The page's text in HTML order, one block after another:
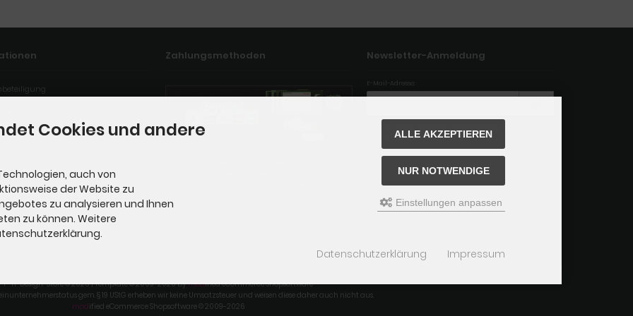
Zahlungsmethoden Newsletter-Anmeldung
E-Mail-Adresse:
konto abbestellt werden.
P-H-Design-Store © 2026 | Template © 2009-2026 bymodified eCommerce Shopsoftware
gem. § 19 UStG erheben wir keine Umsatzsteuer und weisen diese daher auch nicht aus.
modified eCommerce Shopsoftware © 2009-2026
Cookies und andere
auch von
der Website zu
zu analysieren und Ihnen
zu können. Weitere
ALLE AKZEPTIEREN
NUR NOTWENDIGE
Einstellungen anpassen
Datenschutzerklärung Impressum